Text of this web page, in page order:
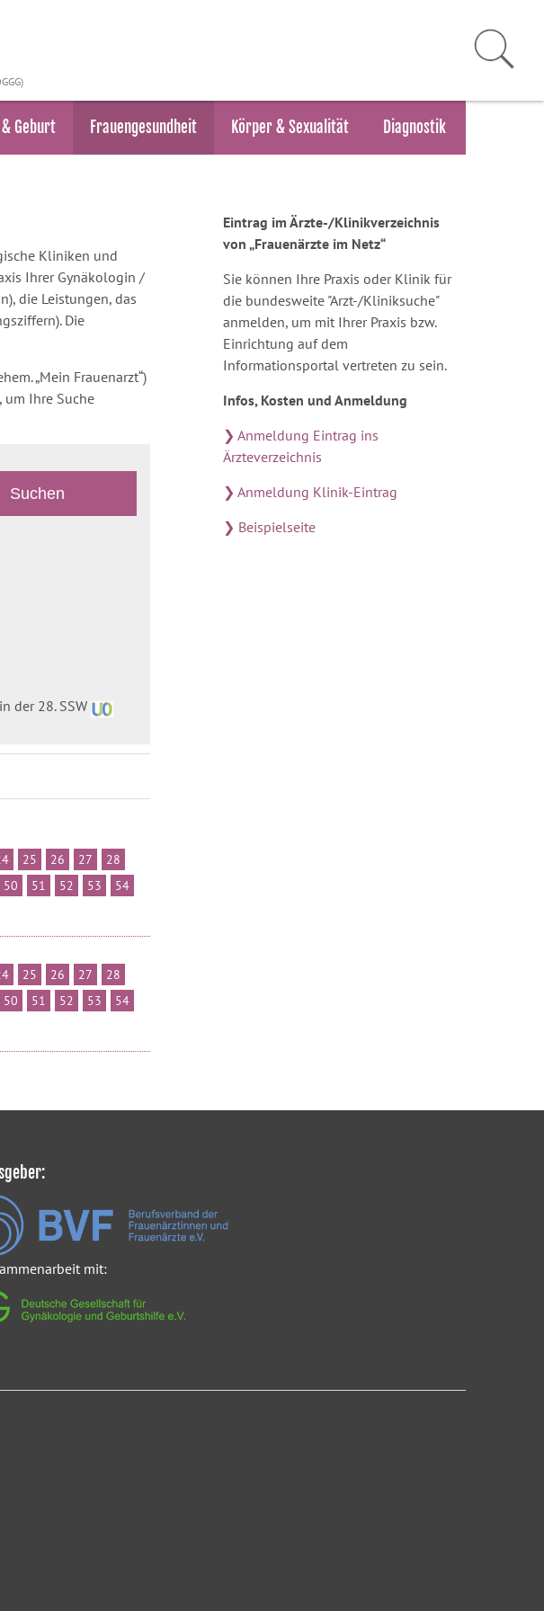
Geburt Frauengesundheit Körper & Sexualität Diagnostik
Kliniken und
Ihrer Gynäkologin /
die Leistungen, das
Die
„Mein Frauenarzt“)
um Ihre Suche
der 28. SSW
25 26 27
28
50 51 52 53
54
25 26 27
28
50 51 52 53
54
Eintrag im Ärzte-/Klinikverzeichnis
von „Frauenärzte im Netz“
Sie können Ihre Praxis oder Klinik für
die bundesweite "Arzt-/Kliniksuche"
anmelden, um mit Ihrer Praxis bzw.
Einrichtung auf dem
Informationsportal vertreten zu sein.
Infos, Kosten und Anmeldung
❯ Anmeldung Eintrag ins
Ärzteverzeichnis
❯ Anmeldung Klinik-Eintrag
❯ Beispielseite
mit: